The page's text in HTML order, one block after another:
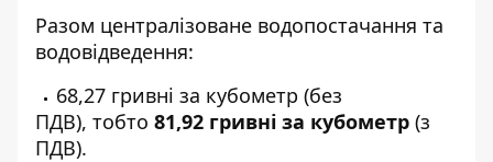
Разом централізоване водопостачання та
водовідведення:
68,27 гривні за кубометр (без
ПДВ), тобто 81,92 гривні за кубометр (з
ПДВ).